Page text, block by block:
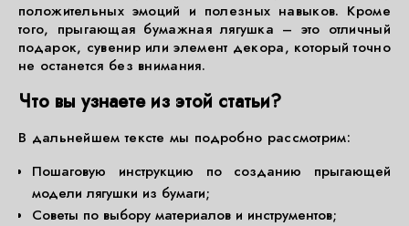
положительных эмоций и полезных навыков. Кроме
того, прыгающая бумажная лягушка – это отличный
подарок, сувенир или элемент декора, который точно
не останется без внимания.
Что вы узнаете из этой статьи?
В дальнейшем тексте мы подробно рассмотрим:
Пошаговую инструкцию по созданию прыгающей
модели лягушки из бумаги;
Советы по выбору материалов и инструментов;